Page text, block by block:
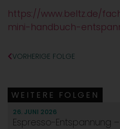
https://www.beltz.de/
mini-handbuch-
VORHERIGE FOLGE
WEITERE FOLGEN
26. JUNI 2026
Espresso-Entspannung